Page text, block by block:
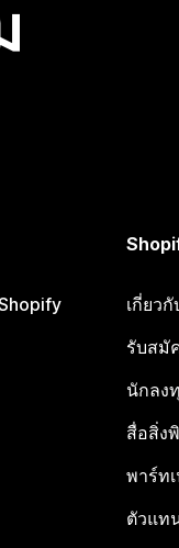
เกี่ยวกั
รับสมั
นักลง
สื่อสิ่ง
พาร์ท
ตัวแท